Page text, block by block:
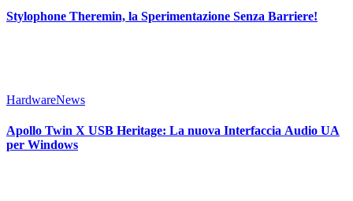
Stylophone Theremin, la Sperimentazione Senza Barriere!
HardwareNews
Apollo Twin X USB Heritage: La nuova Interfaccia Audio UA
per Windows